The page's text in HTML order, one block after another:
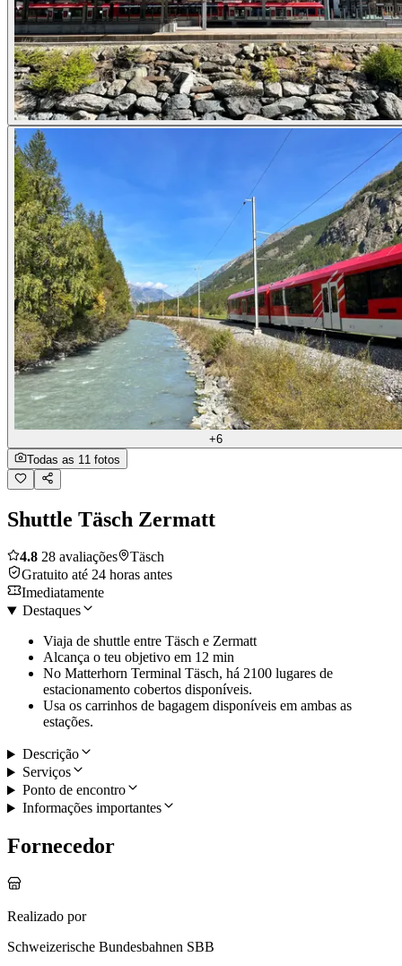
+6
Todas as 11 fotos
Shuttle Täsch Zermatt
4.8 28 avaliações
Täsch
Gratuito até 24 horas antes
Imediatamente
Destaques
Viaja de shuttle entre Täsch e Zermatt
Alcança o teu objetivo em 12 min
No Matterhorn Terminal Täsch, há 2100 lugares de
estacionamento cobertos disponíveis.
Usa os carrinhos de bagagem disponíveis em ambas as
estações.
Descrição
Serviços
Ponto de encontro
Informações importantes
Fornecedor
Realizado por
Schweizerische Bundesbahnen SBB